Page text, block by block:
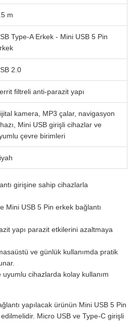
m
Type-A Erkek - Mini USB 5 Pin
2.0
filtreli anti-parazit yapı
kamera, MP3 çalar, navigasyon
Mini USB girişli cihazlar ve
çevre birimleri
girişine sahip cihazlarla
Mini USB 5 Pin erkek bağlantı
yapı parazit etkilerini azaltmaya
ve günlük kullanımda pratik
uyumlu cihazlarda kolay kullanım
yapılacak ürünün Mini USB 5 Pin
Micro USB ve Type-C girişli